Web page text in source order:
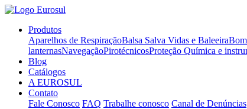
Produtos
Aparelhos de RespiraçãoBalsa Salva Vidas e Baleeira
lanternasNavegaçãoPirotécnicosProteção Química e
Blog
Catálogos
A EUROSUL
Contato
Fale Conosco FAQ Trabalhe conosco Canal de Denúncias